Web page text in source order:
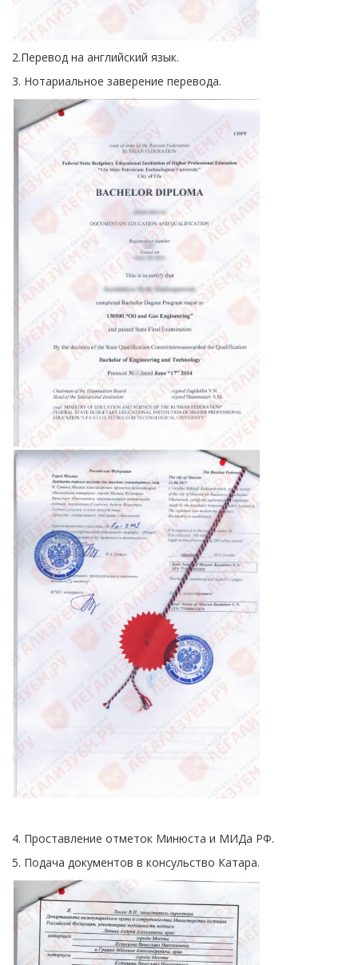
2.Перевод на английский язык.
3. Нотариальное заверение перевода.
4. Проставление отметок Минюста и МИДа РФ.
5. Подача документов в консульство Катара.